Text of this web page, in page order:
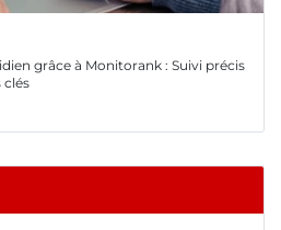
grâce à Monitorank : Suivi précis
clés